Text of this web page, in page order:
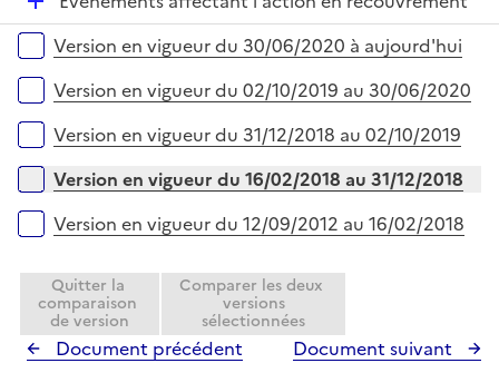
r
e
e
é
p
e
Versions sur la période
Version en vigueur du 30/06/2020 à aujourd'hui
Version en vigueur du 02/10/2019 au 30/06/2020
Version en vigueur du 31/12/2018 au 02/10/2019
Version en vigueur du 16/02/2018 au 31/12/2018
Version en vigueur du 12/09/2012 au 16/02/2018
Quitter la
comparaison
de version
Comparer les deux
versions
sélectionnées
Document précédent Document suivant